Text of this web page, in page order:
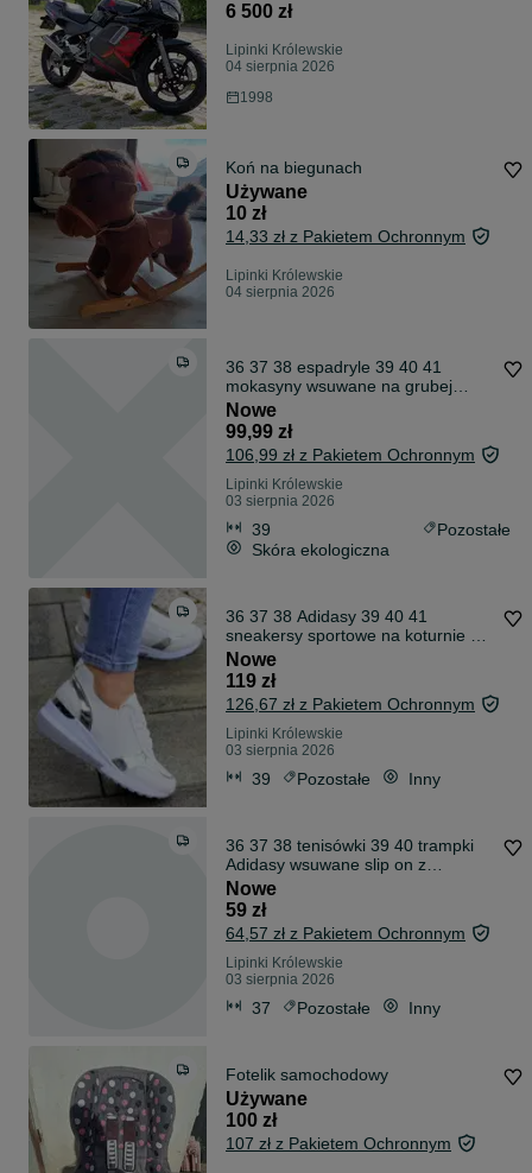
6 500 zł
Lipinki Królewskie
04 sierpnia 2026
1998
Koń na biegunach
Używane
10 zł
14,33 zł z Pakietem Ochronnym
Lipinki Królewskie
04 sierpnia 2026
36 37 38 espadryle 39 40 41
mokasyny wsuwane na grubej
podeszwie ażuro
Nowe
99,99 zł
106,99 zł z Pakietem Ochronnym
Lipinki Królewskie
03 sierpnia 2026
39
Pozostałe
Skóra ekologiczna
36 37 38 Adidasy 39 40 41
sneakersy sportowe na koturnie z
wstawkami
Nowe
119 zł
126,67 zł z Pakietem Ochronnym
Lipinki Królewskie
03 sierpnia 2026
39 Pozostałe Inny
36 37 38 tenisówki 39 40 trampki
Adidasy wsuwane slip on z
napisem
Nowe
59 zł
64,57 zł z Pakietem Ochronnym
Lipinki Królewskie
03 sierpnia 2026
37 Pozostałe Inny
Fotelik samochodowy
Używane
100 zł
107 zł z Pakietem Ochronnym